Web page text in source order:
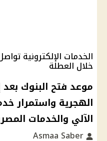
الخدمات الإلكترونية
خلال العطلة
موعد فتح البنوك
الهجرية واستمرار
الآلي والخدمات